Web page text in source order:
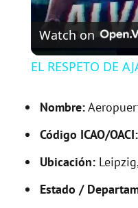
Watch on
EL RESPETO DE
Nombre:
Código ICAO/OACI:
Ubicación:
Estado /